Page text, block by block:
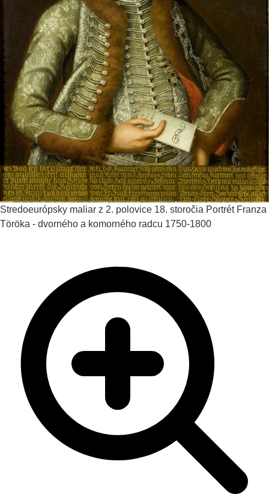
Stredoeurópsky maliar z 2. polovice 18. storočia Portrét Franza
Töröka - dvorného a komorného radcu 1750-1800